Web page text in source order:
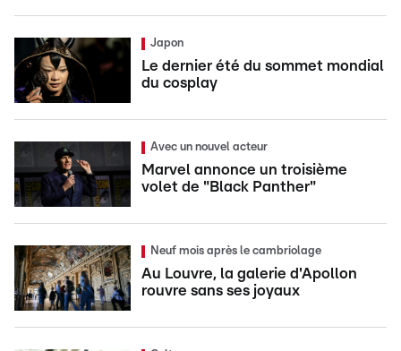
Japon
Le dernier été du sommet mondial
du cosplay
Avec un nouvel acteur
Marvel annonce un troisième
volet de "Black Panther"
Neuf mois après le cambriolage
Au Louvre, la galerie d'Apollon
rouvre sans ses joyaux